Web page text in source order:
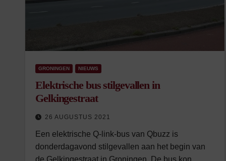
GRONINGEN NIEUWS
Elektrische bus stilgevallen in
Gelkingestraat
26 AUGUSTUS 2021
Een elektrische Q-link-bus van Qbuzz is
donderdagavond stilgevallen aan het begin van
de Gelkingestraat in Groningen. De bus kon